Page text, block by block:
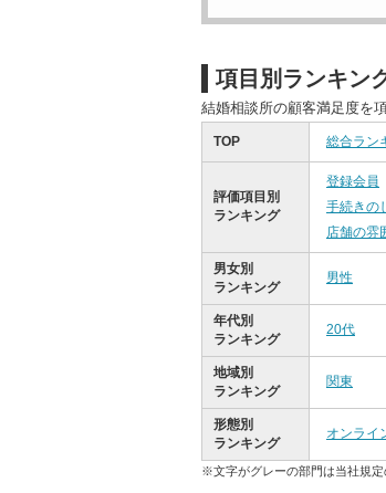
項目別ランキン
結婚相談所の顧客満足度を
TOP 総合ラン
評価項目別
ランキング
登録会員
手続きの
店舗の雰
男女別
ランキング
男性
年代別
ランキング
20代
地域別
ランキング
関東
形態別
ランキング
オンライ
※文字がグレーの部門は当社規定